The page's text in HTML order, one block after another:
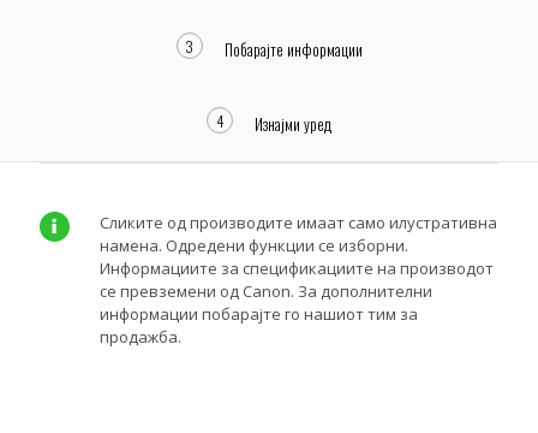
3 Побарајте информации
4 Изнајми уред
Сликите од производите имаат само илустративна
намена. Одредени функции се изборни.
Информациите за спецификациите на производот
се превземени од Canon. За дополнителни
информации побарајте го нашиот тим за
продажба.